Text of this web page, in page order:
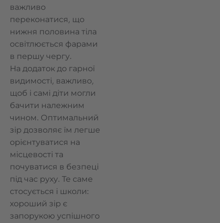
важливо
переконатися, що
нижня половина тіла
освітлюється фарами
в першу чергу.
На додаток до гарної
видимості, важливо,
щоб і самі діти могли
бачити належним
чином. Оптимальний
зір дозволяє їм легше
орієнтуватися на
місцевості та
почуватися в безпеці
під час руху. Те саме
стосується і школи:
хороший зір є
запорукою успішного